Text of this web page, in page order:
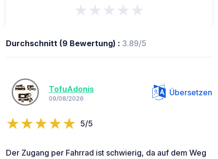
★★★★★
Durchschnitt (9 Bewertung) : 3.89/5
TofuAdonis
09/08/2026
Übersetzen
5/5
Der Zugang per Fahrrad ist schwierig, da auf dem Weg